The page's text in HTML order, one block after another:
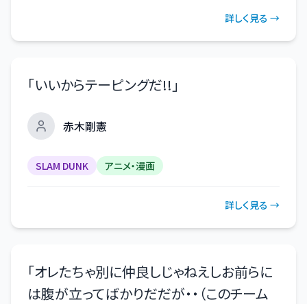
詳しく見る →
「いいからテーピングだ!! 」
赤木剛憲
SLAM DUNK アニメ・漫画
詳しく見る →
「オレたちゃ別に仲良しじゃねえしお前らに
は腹が立ってばかりだだが・・（このチーム